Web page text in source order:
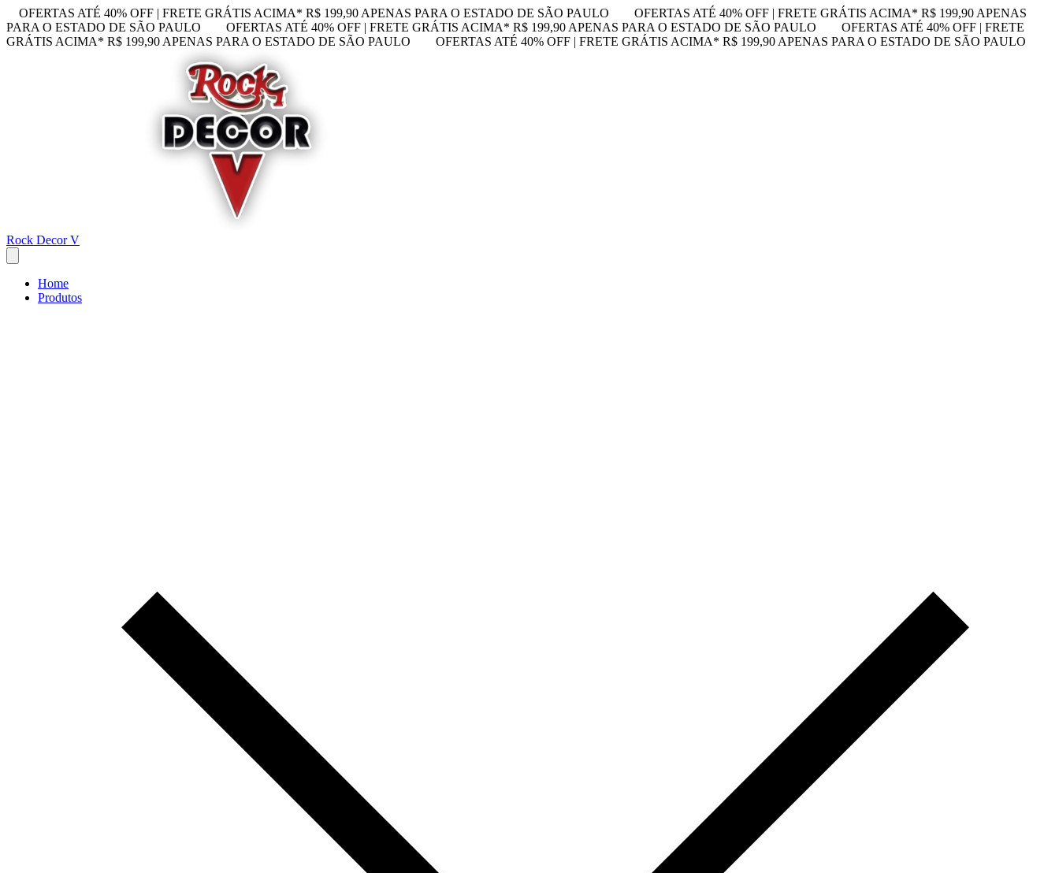
OFERTAS ATÉ 40% OFF | FRETE GRÁTIS ACIMA* R$ 199,90 APENAS PARA O ESTADO DE SÃO PAULO
OFERTAS ATÉ 40% OFF | FRETE GRÁTIS ACIMA* R$ 199,90 APENAS
PARA O ESTADO DE SÃO PAULO
OFERTAS ATÉ 40% OFF | FRETE GRÁTIS ACIMA* R$ 199,90 APENAS PARA O ESTADO DE SÃO PAULO
OFERTAS ATÉ 40% OFF | FRETE
GRÁTIS ACIMA* R$ 199,90 APENAS PARA O ESTADO DE SÃO PAULO
OFERTAS ATÉ 40% OFF | FRETE GRÁTIS ACIMA* R$ 199,90 APENAS PARA O ESTADO DE SÃO PAULO
Rock Decor V
Home
Produtos